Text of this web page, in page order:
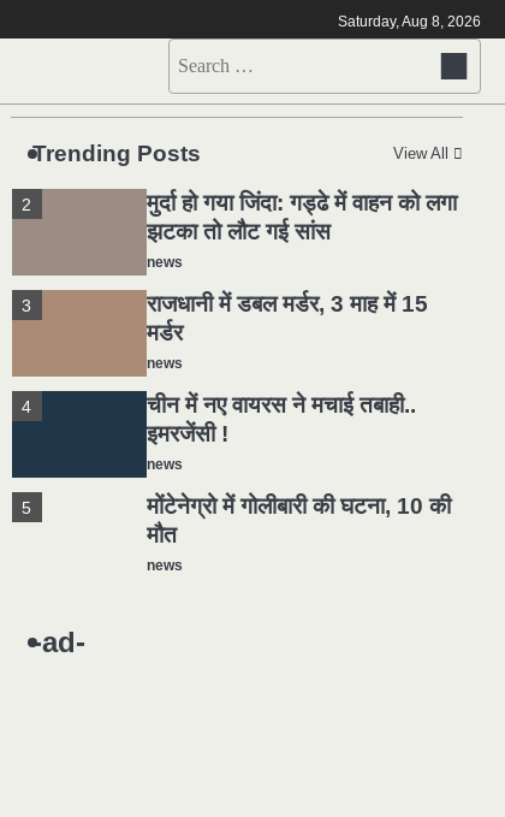
Saturday, Aug 8, 2026
Search
Trending Posts View All
news
1
यमदूत बना डॉक्टर, 6 लोगों को रौंदा, 2
news
2
मुर्दा हो गया जिंदा: गड्ढे में वाहन को लगा
झटका तो लौट गई सांस
news
3
राजधानी में डबल मर्डर, 3 माह में 15
मर्डर
news
4
चीन में नए वायरस ने मचाई तबाही..
इमरजेंसी !
news
5
मोंटेनेग्रो में गोलीबारी की घटना, 10 की
मौत
news
-ad-